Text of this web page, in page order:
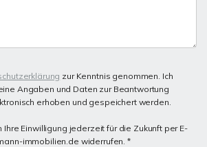
zur Kenntnis genommen. Ich
Angaben und Daten zur Beantwortung
erhoben und gespeichert werden.
Ihre Einwilligung jederzeit für die Zukunft per E-
immobilien.de widerrufen. *